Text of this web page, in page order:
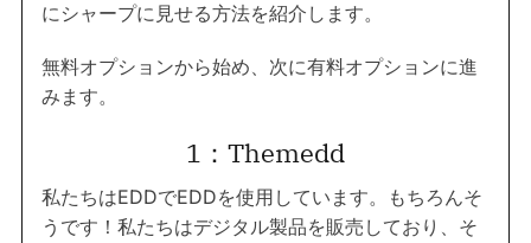
にシャープに見せる方法を紹介します。
無料オプションから始め、次に有料オプションに進
みます。
1：Themedd
私たちはEDDでEDDを使用しています。もちろんそ
うです！私たちはデジタル製品を販売しており、そ